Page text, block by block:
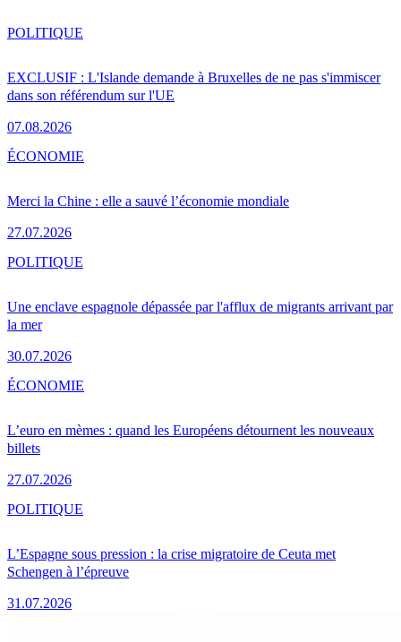
EXCLUSIF : L'Islande demande à Bruxelles de ne pas s'immiscer
dans son référendum sur l'UE
07.08.2026
POLITIQUE
Merci la Chine : elle a sauvé l’économie mondiale
27.07.2026
ÉCONOMIE
Une enclave espagnole dépassée par l'afflux de migrants arrivant par
la mer
30.07.2026
POLITIQUE
L’euro en mèmes : quand les Européens détournent les nouveaux
billets
27.07.2026
ÉCONOMIE
L’Espagne sous pression : la crise migratoire de Ceuta met
Schengen à l’épreuve
31.07.2026
POLITIQUE